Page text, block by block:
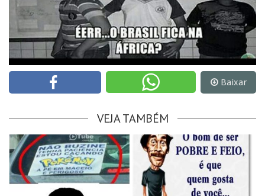
Baixar
VEJA TAMBÉM